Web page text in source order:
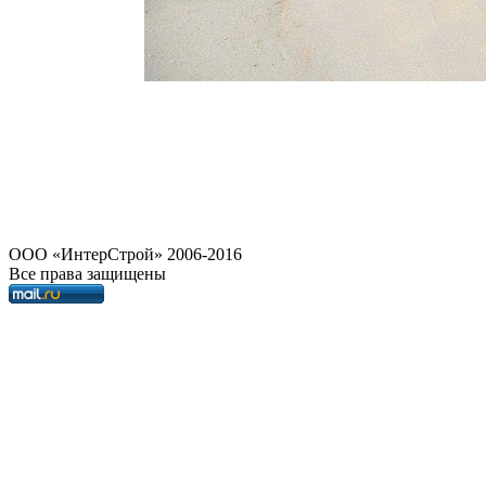
OOO «ИнтерСтрой» 2006-2016
Все права защищены